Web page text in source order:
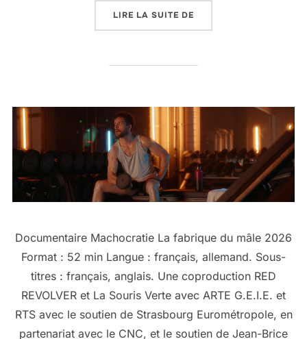
LIRE LA SUITE DE
Documentaire Machocratie La fabrique du mâle 2026
Format : 52 min Langue : français, allemand. Sous-
titres : français, anglais. Une coproduction RED
REVOLVER et La Souris Verte avec ARTE G.E.I.E. et
RTS avec le soutien de Strasbourg Eurométropole, en
partenariat avec le CNC, et le soutien de Jean-Brice